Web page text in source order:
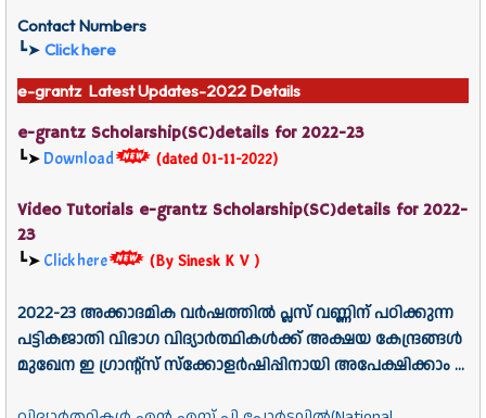
Contact Numbers
┗➤ Click here
e-grantz Latest Updates-2022 Details
e-grantz Scholarship(SC)details for 2022-23
┗➤ Download (dated 01-11-2022)
Video Tutorials e-grantz Scholarship(SC)details for 2022-
23
┗➤ Click here (By Sinesk K V )
2022-23 അക്കാദമിക വർഷത്തിൽ പ്ലസ് വണ്ണിന് പഠിക്കുന്ന
പട്ടികജാതി വിഭാഗ വിദ്യാർത്ഥികൾക്ക് അക്ഷയ കേന്ദ്രങ്ങൾ
മുഖേന ഇ ഗ്രാന്റ്സ് സ്ക്കോളർഷിപ്പിനായി അപേക്ഷിക്കാം ...